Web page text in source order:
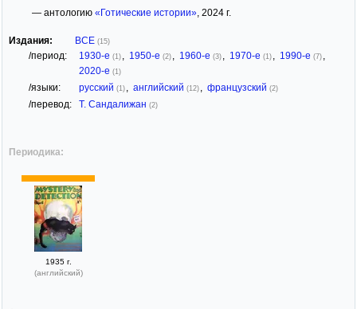
— антологию «Готические истории», 2024 г.
Издания: ВСЕ (15)
/период: 1930-е (1) 1950-е (2) 1960-е (3) 1970-е (1) 1990-е (7)
2020-е (1)
/языки: русский (1) английский (12) французский (2)
/перевод: Т. Сандалижан (2)
Периодика:
1935 г.
(английский)